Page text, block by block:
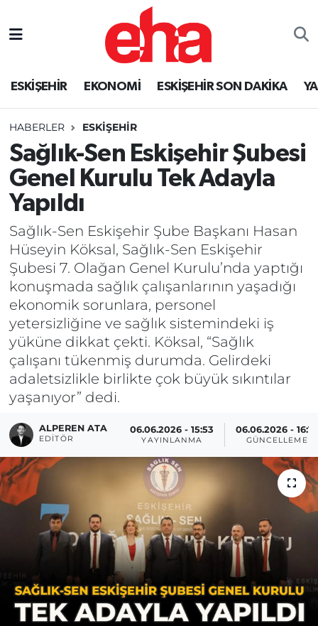
ESKİŞEHİR EKONOMİ ESKİŞEHİR SON DAKİKA
HABERLER ESKİŞEHİR
Sağlık-Sen Eskişehir Şubesi
Genel Kurulu Tek Adayla
Yapıldı
Sağlık-Sen Eskişehir Şube Başkanı Hasan
Hüseyin Köksal, Sağlık-Sen Eskişehir
Şubesi 7. Olağan Genel Kurulu’nda yaptığı
konuşmada sağlık çalışanlarının yaşadığı
ekonomik sorunlara, personel
yetersizliğine ve sağlık sistemindeki iş
yüküne dikkat çekti. Köksal, “Sağlık
çalışanı tükenmiş durumda. Gelirdeki
adaletsizlikle birlikte çok büyük sıkıntılar
yaşanıyor” dedi.
ALPEREN ATA
EDITÖR
06.06.2026 - 15:53
YAYINLANMA
06.06.2026 - 16:10
GÜNCELLEME